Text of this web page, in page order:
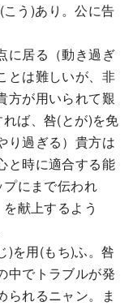
う)あり。公に告
に居る（動き過ぎ
とは難しいが、非
方が用いられて艱
ば、咎(とが)を免
り過ぎる）貴方は
と時に適合する能
にまで伝われ
献上するよう
)を用(もち)ふ。咎
中でトラブルが発
られるニャン。ま